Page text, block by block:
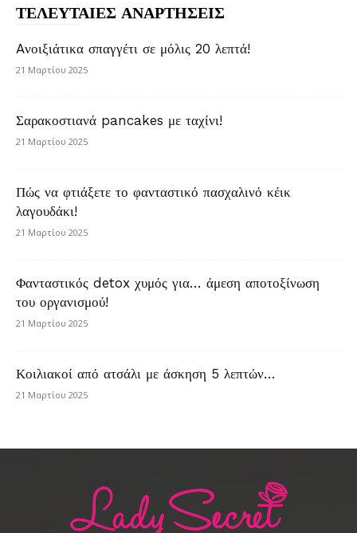
ΤΕΛΕΥΤΑΙΕΣ ΑΝΑΡΤΗΣΕΙΣ
Aνοιξιάτικα σπαγγέτι σε μόλις 20 λεπτά!
21 Μαρτίου 2025
Σαρακοστιανά pancakes με ταχίνι!
21 Μαρτίου 2025
Πώς να φτιάξετε το φανταστικό πασχαλινό κέικ
λαγουδάκι!
21 Μαρτίου 2025
Φανταστικός detox χυμός για… άμεση αποτοξίνωση
του οργανισμού!
21 Μαρτίου 2025
Κοιλιακοί από ατσάλι με άσκηση 5 λεπτών…
21 Μαρτίου 2025